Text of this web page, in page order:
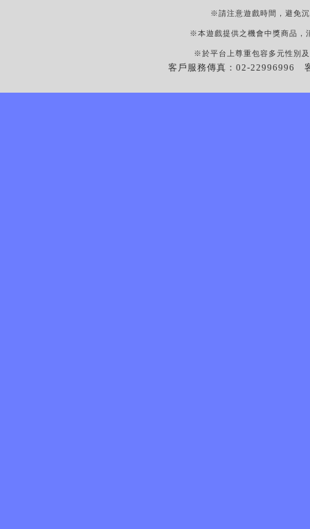
※請注意遊戲時間，避免
※本遊戲提供之機會中獎商品，
※於平台上尊重包容多元性別
客戶服務傳真：02-22996996